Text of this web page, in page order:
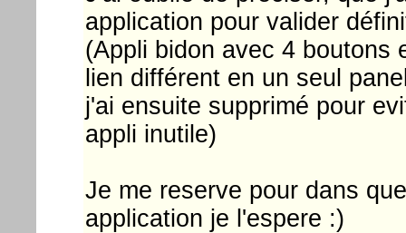
application pour valider
(Appli bidon avec 4 boutons
lien différent en un seul
j'ai ensuite supprimé pour
appli inutile)
Je me reserve pour dans
application je l'espere :)